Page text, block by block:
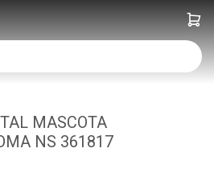
MASCOTA
NS 361817